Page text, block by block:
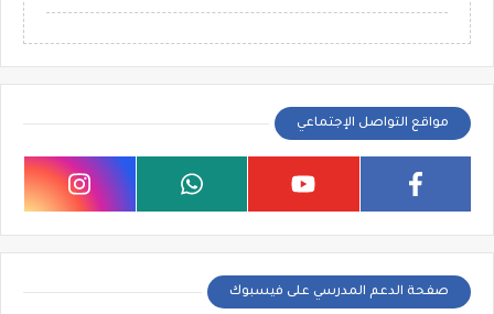
مواقع التواصل الإجتماعي
صفحة الدعم المدرسي على فيسبوك